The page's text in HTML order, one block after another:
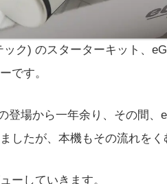
ク) のスターターキット、
です。
登場から一年余り、その間
したが、本機もその流れをく
ーしていきます。